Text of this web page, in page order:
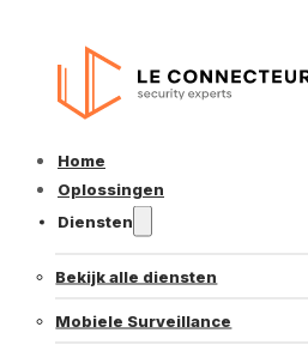
Home
Oplossingen
Diensten
Bekijk alle diensten
Mobiele Surveillance